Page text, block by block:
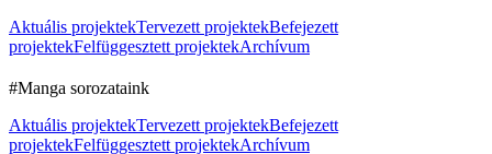
Aktuális projektekTervezett projektekBefejezett
projektekFelfüggesztett projektekArchívum
#Manga sorozataink
Aktuális projektekTervezett projektekBefejezett
projektekFelfüggesztett projektekArchívum